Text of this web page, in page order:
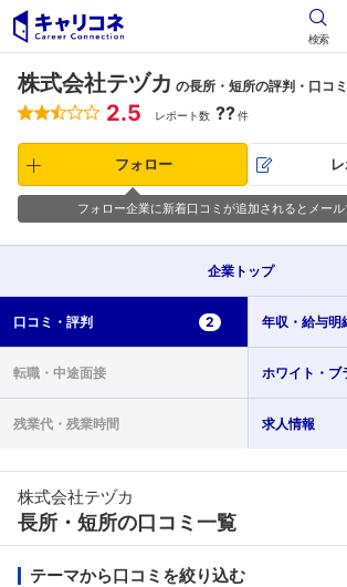
検索
株式会社テヅカ の長所・短所の評判・口コ
2.5 レポート数 ??件
フォロー
フォロー企業に新着口コミが追加されるとメー
企業 トップ
口コミ・ 評判 2 年収・ 給与明
転職・ 中途面接 ホワイト・ ブ
残業代・ 残業時間 求人情報
株式会社テヅカ
長所・短所の口コミ一覧
テーマから口コミを絞り込む